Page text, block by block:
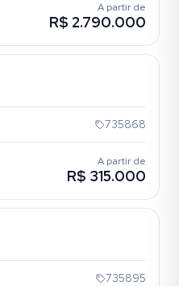
A partir de
R$ 2.790.000
735868
A partir de
R$ 315.000
735895